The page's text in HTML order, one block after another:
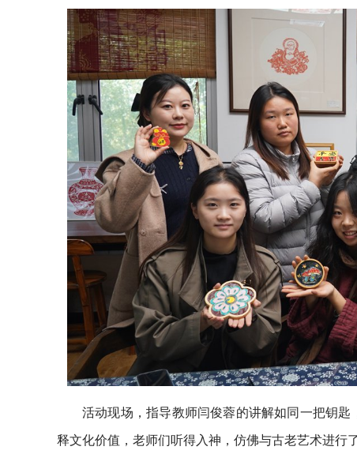
活动现场，指导教师闫俊蓉的讲解如同一把钥
释文化价值，老师们听得入神，仿佛与古老艺术进行